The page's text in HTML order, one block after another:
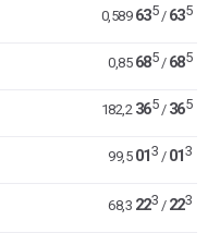
0,589 635/ 635
0,85 685/ 685
182,2 365/ 365
99,5 013 / 013
68,3 223 / 223